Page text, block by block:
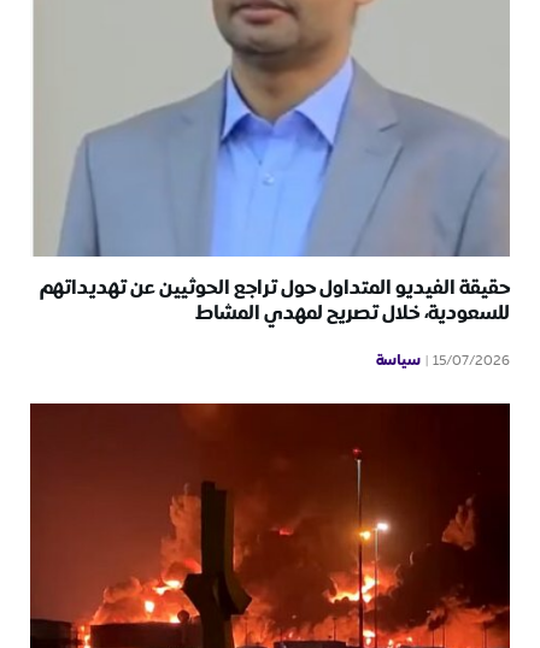
حقيقة الفيديو المتداول حول تراجع الحوثيين عن تهديداتهم
للسعودية، خلال تصريح لمهدي المشاط
15/07/2026 سياسة